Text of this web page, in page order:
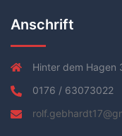
Anschrift
Hinter dem Hagen
0176 / 63073022